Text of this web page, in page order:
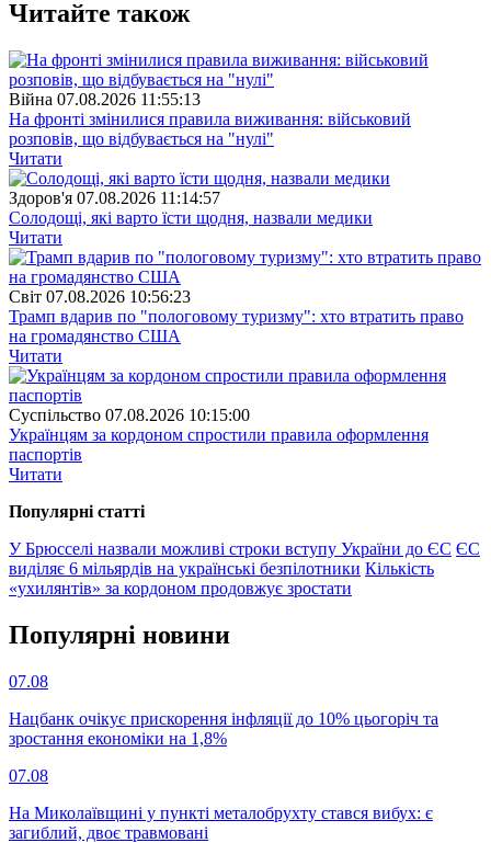
Читайте також
Війна 07.08.2026 11:55:13
На фронті змінилися правила виживання: військовий
розповів, що відбувається на "нулі"
Читати
Здоров'я 07.08.2026 11:14:57
Солодощі, які варто їсти щодня, назвали медики
Читати
Свiт 07.08.2026 10:56:23
Трамп вдарив по "пологовому туризму": хто втратить право
на громадянство США
Читати
Суспiльство 07.08.2026 10:15:00
Українцям за кордоном спростили правила оформлення
паспортів
Читати
Популярнi статтi
У Брюсселі назвали можливі строки вступу України до ЄС ЄС
виділяє 6 мільярдів на українські безпілотники Кількість
«ухилянтів» за кордоном продовжує зростати
Популярнi новини
07.08
Нацбанк очікує прискорення інфляції до 10% цьогоріч та
зростання економіки на 1,8%
07.08
На Миколаївщині у пункті металобрухту стався вибух: є
загиблий, двоє травмовані